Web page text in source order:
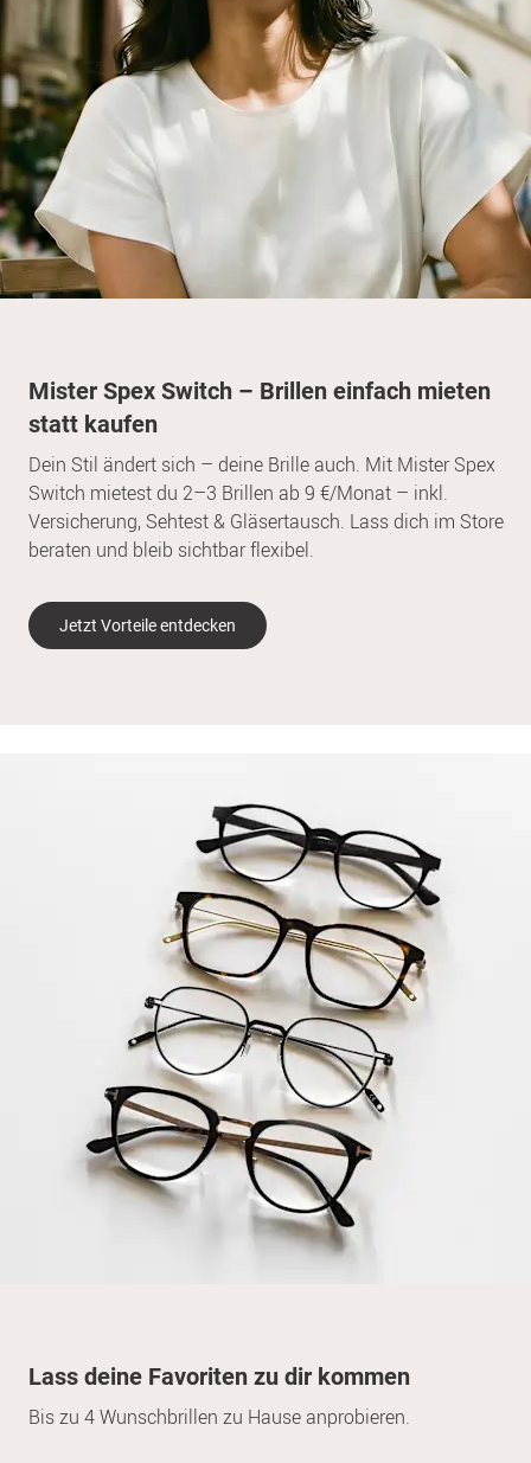
Mister Spex Switch – Brillen einfach mieten
statt kaufen
Dein Stil ändert sich – deine Brille auch. Mit Mister Spex
Switch mietest du 2–3 Brillen ab 9 €/Monat – inkl.
Versicherung, Sehtest & Gläsertausch. Lass dich im Store
beraten und bleib sichtbar flexibel.
Jetzt Vorteile entdecken
Lass deine Favoriten zu dir kommen
Bis zu 4 Wunschbrillen zu Hause anprobieren.